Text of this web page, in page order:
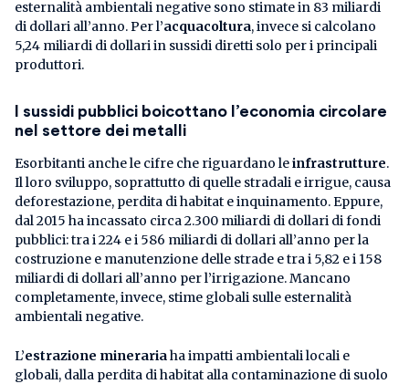
esternalità ambientali negative sono stimate in 83 miliardi
di dollari all’anno. Per l’acquacoltura, invece si calcolano
5,24 miliardi di dollari in sussidi diretti solo per i principali
produttori.
I sussidi pubblici boicottano l’economia circolare
nel settore dei metalli
Esorbitanti anche le cifre che riguardano leinfrastrutture.
Il loro sviluppo, soprattutto di quelle stradali e irrigue, causa
deforestazione, perdita di habitat e inquinamento. Eppure,
dal 2015 ha incassato circa 2.300 miliardi di dollari di fondi
pubblici: tra i 224 e i 586 miliardi di dollari all’anno per la
costruzione e manutenzione delle strade e tra i 5,82 e i 158
miliardi di dollari all’anno per l’irrigazione. Mancano
completamente, invece, stime globali sulle esternalità
ambientali negative.
L’estrazione minerariaha impatti ambientali locali e
globali, dalla perdita di habitat alla contaminazione di suolo